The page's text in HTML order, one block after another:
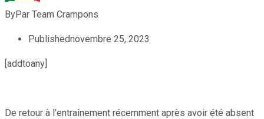
ByPar Team Crampons
Publishednovembre 25, 2023
[addtoany]
De retour à l’entraînement récemment après avoir été absent